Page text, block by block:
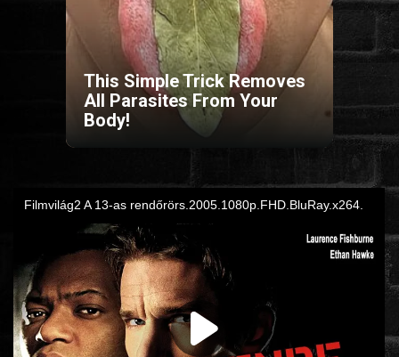
KRIMI
DRÁMA
This Simple Trick Removes
All Parasites From Your
Body!